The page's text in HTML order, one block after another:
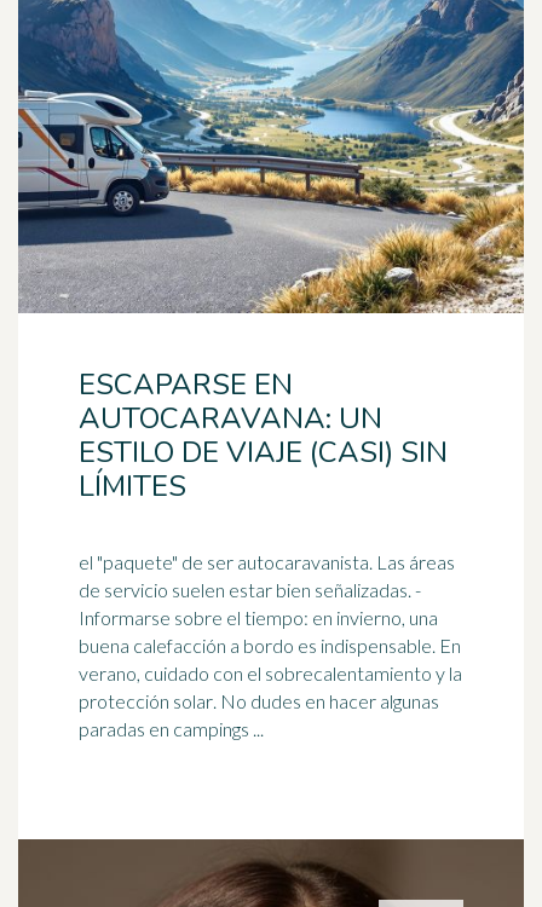
ESCAPARSE EN
AUTOCARAVANA: UN
ESTILO DE VIAJE (CASI) SIN
LÍMITES
el "paquete" de ser autocaravanista. Las áreas
de servicio suelen estar bien señalizadas. -
Informarse sobre el tiempo: en invierno, una
buena calefacción a bordo es indispensable. En
verano, cuidado con el sobrecalentamiento y la
protección solar. No dudes en hacer algunas
paradas en campings ...